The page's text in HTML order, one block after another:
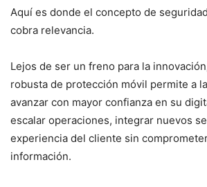
Aquí es donde el concepto de
cobra relevancia.
Lejos de ser un freno para la
robusta de protección móvil permite a
avanzar con mayor confianza en su
escalar operaciones, integrar nuevos
experiencia del cliente sin
información.